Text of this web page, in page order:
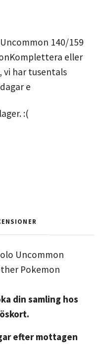
140/159
eller
vi har tusentals
e
:(
Uncommon
Pokemon
din samling hos
efter mottagen